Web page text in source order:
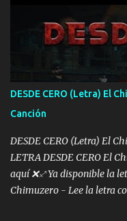
pa más pues hay charola
otra Música Surcando
los lados aquel que no
Ya pasé varias hazañas
de este León los estatales
también la nueve que
al traicionero damos pa
pues hay charola les voy a
DESDE CERO (Letra) El
Canción
DESDE CERO (Letra) El
LETRA DESDE CERO El
aquí ❌♐ Ya disponible la
Chimuzero - Lee la letra